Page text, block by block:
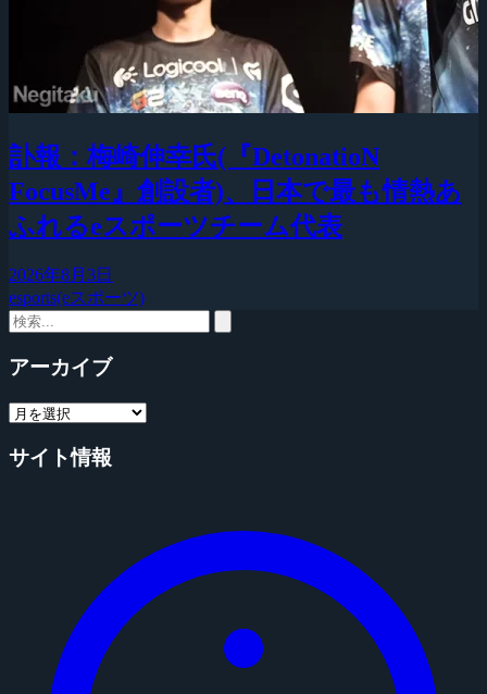
訃報：梅崎伸幸氏(『DetonatioN
FocusMe』創設者)、日本で最も情熱あ
ふれるeスポーツチーム代表
2026年8月3日
esports(eスポーツ)
アーカイブ
サイト情報